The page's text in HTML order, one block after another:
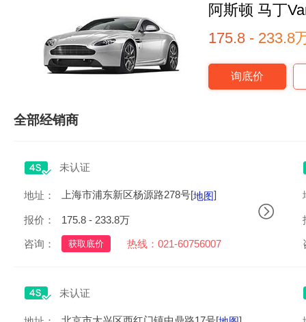
阿斯顿 马丁
175.8 - 233.8
询底价
全部经销商
未认证
地址： 上海市浦东新区杨源路278号[地图]
报价： 175.8 - 233.8万
咨询： 获取底价 热线：021-60756007
未认证